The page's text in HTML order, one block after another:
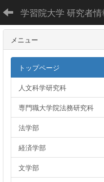
学習院大学 研究者情
メニュー
トップページ
人文科学研究科
専門職大学院法務研究科
法学部
経済学部
文学部